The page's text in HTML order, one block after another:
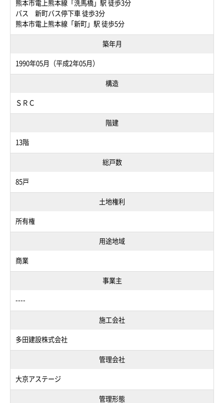
熊本市電上熊本線「洗馬橋」駅 徒歩3分
バス 新町バス停下車 徒歩3分
熊本市電上熊本線「新町」駅 徒歩5分
築年月
1990年05月（平成2年05月）
構造
ＳＲＣ
階建
13階
総戸数
85戸
土地権利
所有権
用途地域
商業
事業主
----
施工会社
多田建設株式会社
管理会社
大京アステージ
管理形態